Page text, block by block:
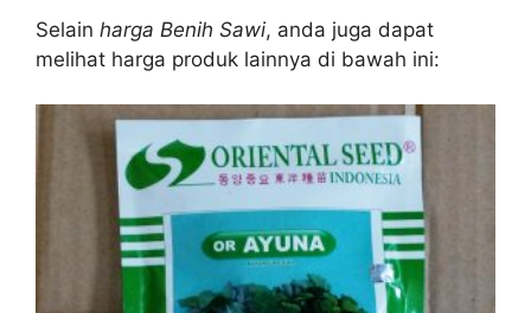
Selain harga Benih Sawi, anda juga dapat
melihat harga produk lainnya di bawah ini: